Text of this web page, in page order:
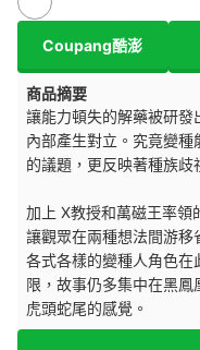
Coupang酷澎
商品摘要
讓能力頓失的解藥被研發
內部產生對立。究竟變
的議題，更反映著種族歧
加上 X教授和萬磁王率領
讓觀眾在兩種想法間游移
各式各樣的變種人角色
限，故事仍多集中在黑
虎頭蛇尾的感覺。